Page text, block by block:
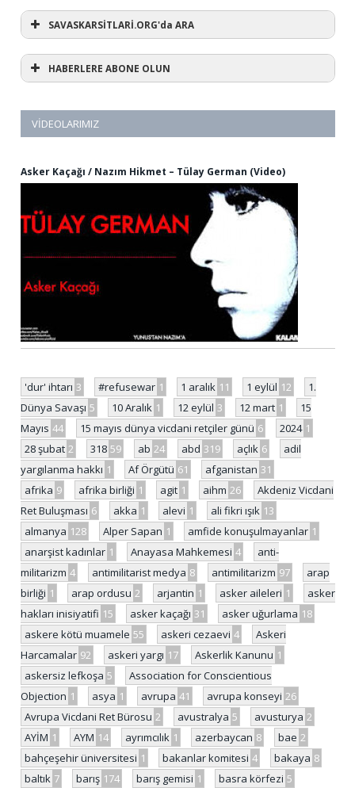
SAVASKARSİTLARİ.ORG'da ARA
HABERLERE ABONE OLUN
VIDEOLARIMIZ
Asker Kaçağı / Nazım Hikmet – Tülay German (Video)
'dur' ihtarı 3 #refusewar 1 1 aralık 11 1 eylül 12
1.
Dünya Savaşı 5 10 Aralık 1 12 eylül 3 12 mart 1
15
Mayıs 44 15 mayıs dünya vicdani retçiler günü 6 2024 1
28 şubat 2 318 59 ab 24 abd 319 açlık 6
adil
yargılanma hakkı 1 Af Örgütü 61 afganistan 31
afrika 9 afrika birliği 1 agit 1 aihm 26
Akdeniz Vicdani
Ret Buluşması 6 akka 1 alevi 1 ali fikri ışık 13
almanya 128 Alper Sapan 1 amfide konuşulmayanlar 1
anarşist kadınlar 1 Anayasa Mahkemesi 4
anti-
militarizm 4 antimilitarist medya 8 antimilitarizm 97
arap
birliği 1 arap ordusu 2 arjantin 1 asker aileleri 1
asker
hakları inisiyatifi 15 asker kaçağı 31 asker uğurlama 18
askere kötü muamele 55 askeri cezaevi 4
Askeri
Harcamalar 92 askeri yargı 17 Askerlik Kanunu 1
askersiz lefkoşa 5
Association for Conscientious
Objection 1 asya 1 avrupa 41 avrupa konseyi 26
Avrupa Vicdani Ret Bürosu 2 avustralya 5 avusturya 2
AYİM 1 AYM 14 ayrımcılık 1 azerbaycan 8 bae 2
bahçeşehir üniversitesi 1 bakanlar komitesi 4 bakaya 8
baltık 7 barış 174 barış gemisi 1 basra körfezi 5